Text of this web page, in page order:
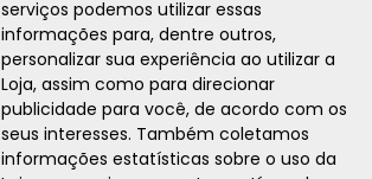
serviços podemos utilizar essas
informações para, dentre outros,
personalizar sua experiência ao utilizar a
Loja, assim como para direcionar
publicidade para você, de acordo com os
seus interesses. Também coletamos
informações estatísticas sobre o uso da